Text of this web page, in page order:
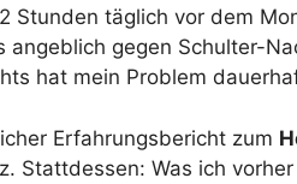
Stunden täglich vor dem
gegen Schulter-
hat mein Problem
Erfahrungsbericht zum
Stattdessen: Was ich